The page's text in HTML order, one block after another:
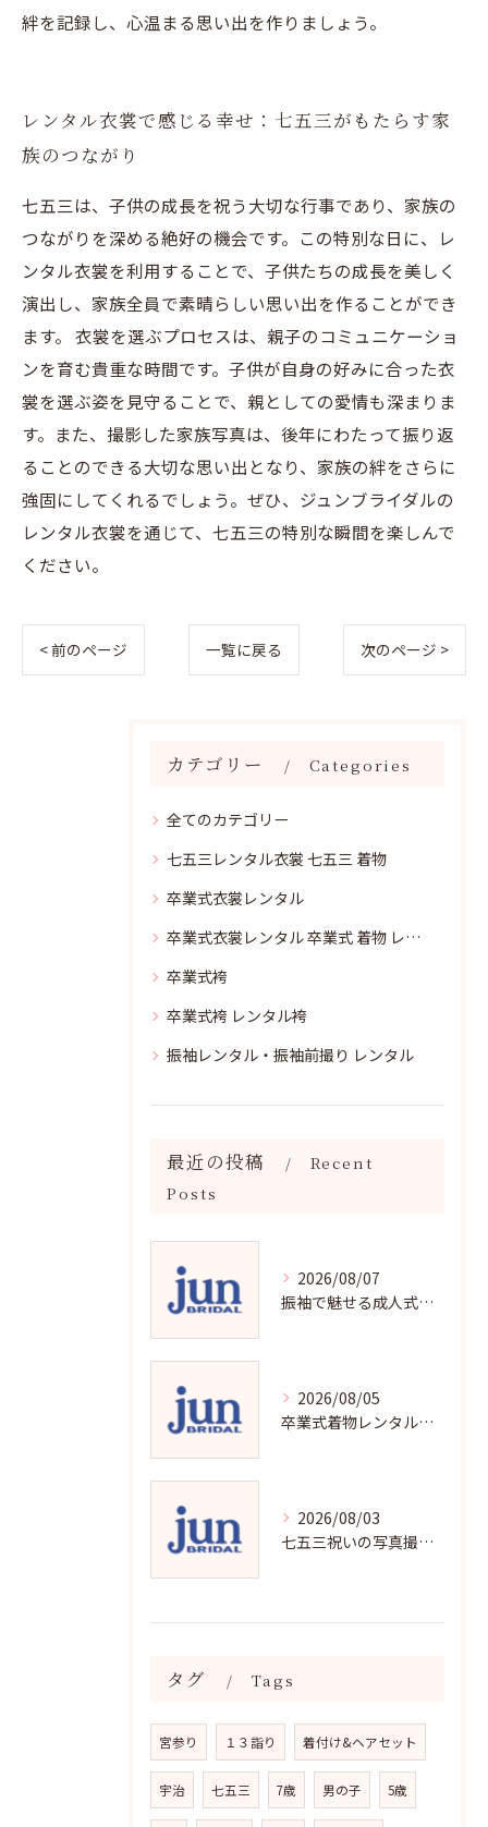
絆を記録し、心温まる思い出を作りましょう。
レンタル衣裳で感じる幸せ：七五三がもたらす家
族のつながり
七五三は、子供の成長を祝う大切な行事であり、家族の
つながりを深める絶好の機会です。この特別な日に、レ
ンタル衣裳を利用することで、子供たちの成長を美しく
演出し、家族全員で素晴らしい思い出を作ることができ
ます。 衣裳を選ぶプロセスは、親子のコミュニケーショ
ンを育む貴重な時間です。子供が自身の好みに合った衣
裳を選ぶ姿を見守ることで、親としての愛情も深まりま
す。また、撮影した家族写真は、後年にわたって振り返
ることのできる大切な思い出となり、家族の絆をさらに
強固にしてくれるでしょう。ぜひ、ジュンブライダルの
レンタル衣裳を通じて、七五三の特別な瞬間を楽しんで
ください。
< 前のページ 一覧に戻る 次のページ >
カテゴリー Categories
全てのカテゴリー
七五三レンタル衣裳 七五三 着物
卒業式衣裳レンタル
卒業式衣裳レンタル 卒業式 着物 レンタル
卒業式袴
卒業式袴 レンタル袴
振袖レンタル・振袖前撮り レンタル
最近の投稿
Recent
Posts
2026/08/07
振袖で魅せる成人式写真の魅力と撮影ポイント
2026/08/05
卒業式着物レンタルの選び方と魅力
2026/08/03
七五三祝いの写真撮影で残す成長の瞬間
タグ Tags
宮参り １３詣り 着付け&ヘアセット
宇治 七五三 7歳 男の子 5歳